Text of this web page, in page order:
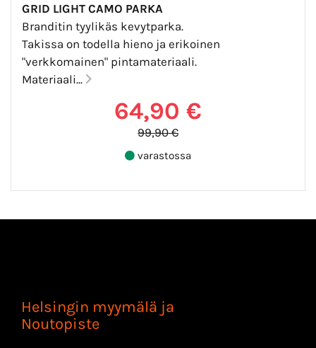
GRID LIGHT CAMO PARKA
Branditin tyylikäs kevytparka.
Takissa on todella hieno ja erikoinen
"verkkomainen" pintamateriaali.
Materiaali...
64,90 €
99,90 €
varastossa
Helsingin myymälä ja
Noutopiste